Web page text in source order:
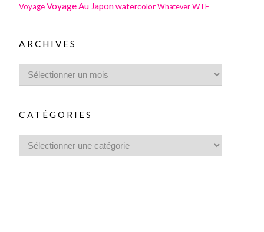
Voyage Voyage Au Japon watercolor Whatever WTF
ARCHIVES
CATÉGORIES